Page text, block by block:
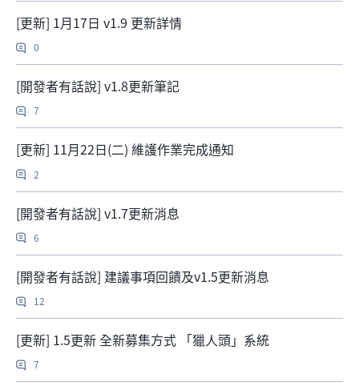
[更新] 1月17日 v1.9 更新詳情
0
[開發者有話說] v1.8更新筆記
7
[更新] 11月22日(二) 維護作業完成通知
2
[開發者有話說] v1.7更新消息
6
[開發者有話說] 建議事項回饋及v1.5更新消息
12
[更新] 1.5更新 全新募集方式 「獵人頭」系統
7